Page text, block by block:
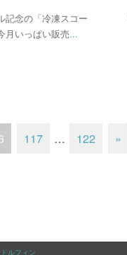
記念の「冷凍スコー
月いっぱい販売...
117 … 122 »
ルフィン